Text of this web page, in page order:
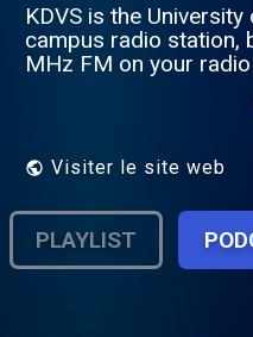
KDVS is the
campus radio station,
MHz FM on your
run, educational,
radio!Visiter le site web
PLAYLIST